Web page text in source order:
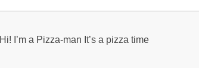
Hi! I’m a Pizza-man It’s a pizza time